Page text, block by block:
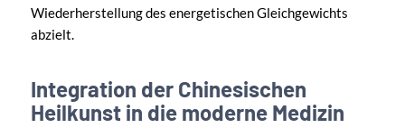
Wiederherstellung des energetischen Gleichgewichts
abzielt.
Integration der Chinesischen
Heilkunst in die moderne Medizin